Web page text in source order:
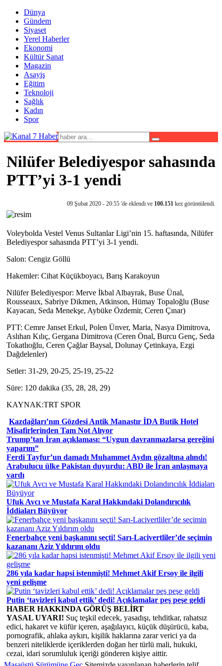
Dünya
Gündem
Siyaset
Yerel Haberler
Ekonomi
Kültür Sanat
Magazin
Asayiş
Eğitim
Teknoloji
Sağlık
Kadın
Spor
Nilüfer Belediyespor sahasında
PTT’yi 3-1 yendi
09 Şubat 2020 - 20:55 'de eklendi ve 100.151 kez görüntülendi.
Voleybolda Vestel Venus Sultanlar Ligi’nin 15. haftasında, Nilüfer
Belediyespor sahasında PTT’yi 3-1 yendi.
Salon: Cengiz Göllü
Hakemler: Cihat Küçükboyacı, Barış Karakoyun
Nilüfer Belediyespor: Merve İkbal Albayrak, Buse Ünal,
Rousseaux, Sabriye Dikmen, Atkinson, Hümay Topaloğlu (Buse
Kayacan, Seda Menekşe, Aybüke Özdemir, Ceren Çınar)
PTT: Cemre Janset Erkul, Polen Ünver, Maria, Nasya Dimitrova,
Aslıhan Kılıç, Gergana Dimitrova (Ceren Önal, Burcu Genç, Seda
Tokatlıoğlu, Ceren Çağlar Baysal, Dolunay Çetinkaya, Ezgi
Dağdelenler)
Setler: 31-29, 20-25, 25-19, 25-22
Süre: 120 dakika (35, 28, 28, 29)
KAYNAK:TRT SPOR
Kazdağları’nın Gözdesi Antik Manastır İDA Butik Hotel
Misafirlerinden Tam Not Alıyor
Trump’tan İran açıklaması: “Uygun davranmazlarsa gereğini
yaparım”
Ferdi Tayfur’un damadı Muhammet Aydın gözaltına alındı!
Arabulucu ülke Pakistan duyurdu: ABD ile İran anlaşmaya
vardı
Ufuk Avcı ve Mustafa Karal Hakkındaki Dolandırıcılık
İddiaları Büyüyor
Fenerbahçe yeni başkanını seçti! Sarı-Lacivertliler’de seçimin
kazananı Aziz Yıldırım oldu
286 yıla kadar hapsi istenmişti! Mehmet Akif Ersoy ile ilgili
yeni gelişme
Putin ‘tavizleri kabul ettik’ dedi! Açıklamalar peş peşe geldi
HABER HAKKINDA GÖRÜŞ BELİRT
YASAL UYARI! Suç teşkil edecek, yasadışı, tehditkar, rahatsız
edici, hakaret ve küfür içeren, aşağılayıcı, küçük düşürücü, kaba,
pornografik, ahlaka aykırı, kişilik haklarına zarar verici ya da
benzeri niteliklerde içeriklerden doğan her türlü mali, hukuki,
cezai, idari sorumluluk içeriği gönderen kişiye aittir.